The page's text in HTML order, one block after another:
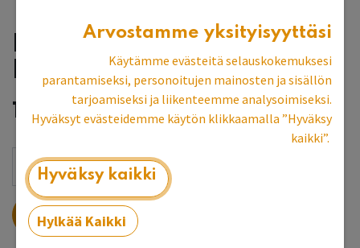
Koivujalka, 12 cm,
keskimalli
11,95€
LISÄÄ OSTOSKORIIN
Arvostamme yksityisyyttäsi
Käytämme evästeitä selauskokemuksesi
parantamiseksi, personoitujen mainosten ja sisällön
tarjoamiseksi ja liikenteemme analysoimiseksi.
Hyväksyt evästeidemme käytön klikkaamalla ”Hyväksy
kaikki”.
Hyväksy kaikki
Hylkää Kaikki